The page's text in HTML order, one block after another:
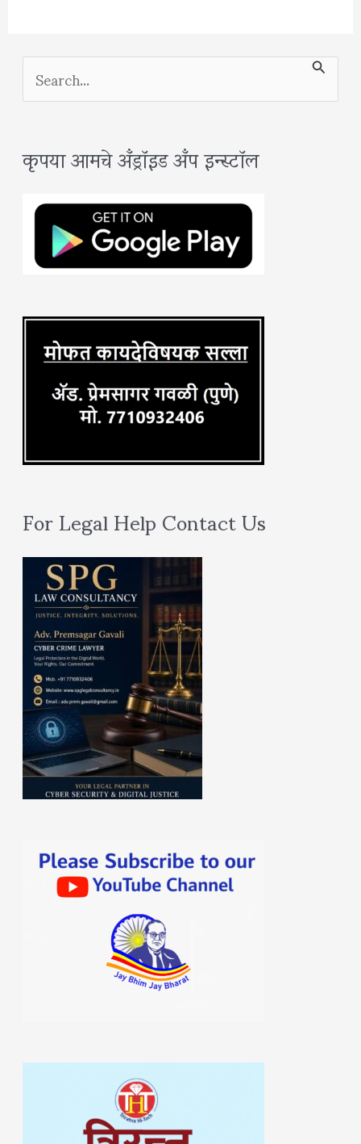
S
e
r
c
:
कृपया आमचे अँड्रॉइड अँप इन्स्टॉल
For Legal Help Contact Us